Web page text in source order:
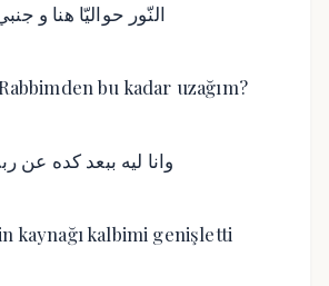
النّور حواليّا هنا و
bu kadar uzağım?
وانا ليه ببعد كده عن
kaynağı kalbimi genişletti